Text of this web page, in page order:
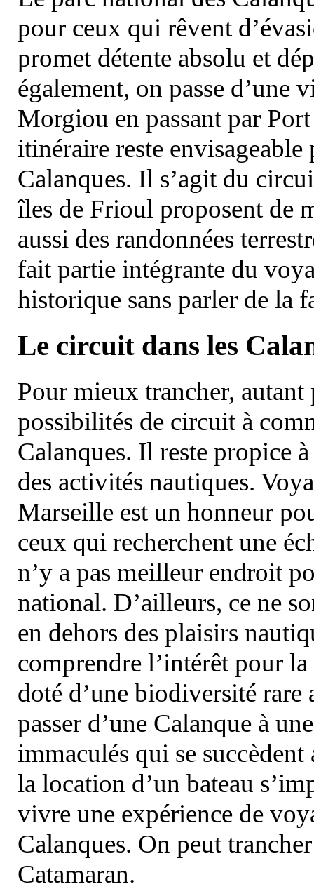
pour ceux qui rêvent
promet détente absolu et
également, on passe d’une
Morgiou en passant par
itinéraire reste
Calanques. Il s’agit du
îles de Frioul proposent de
aussi des randonnées
fait partie intégrante du
historique sans parler de la
Le circuit dans les
Pour mieux trancher, autant
possibilités de circuit à
Calanques. Il reste propice
des activités nautiques.
Marseille est un honneur
ceux qui recherchent une
n’y a pas meilleur endroit
national. D’ailleurs, ce ne
en dehors des plaisirs
comprendre l’intérêt pour
doté d’une biodiversité
passer d’une Calanque à
immaculés qui se
la location d’un bateau
vivre une expérience de
Calanques. On peut
Catamaran.